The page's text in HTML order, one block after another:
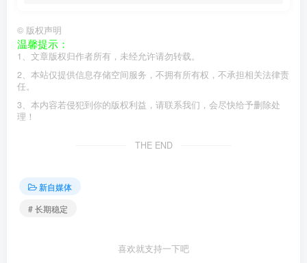
© 版权声明
温馨提示：
1、文章版权归作者所有，未经允许请勿转载。
2、本站仅提供信息存储空间服务，不拥有所有权，不承担相关法律责
任。
3、本内容若侵犯到你的版权利益，请联系我们，会尽快给予删除处
理！
THE END
新自媒体
# 长期稳定
喜欢就支持一下吧